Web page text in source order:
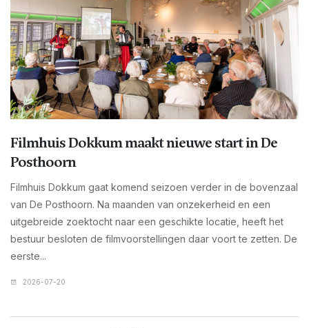
Filmhuis Dokkum maakt nieuwe start in De
Posthoorn
Filmhuis Dokkum gaat komend seizoen verder in de bovenzaal
van De Posthoorn. Na maanden van onzekerheid en een
uitgebreide zoektocht naar een geschikte locatie, heeft het
bestuur besloten de filmvoorstellingen daar voort te zetten. De
eerste...
2026-07-20